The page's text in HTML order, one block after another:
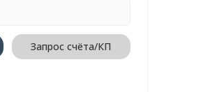
Запрос счёта/КП